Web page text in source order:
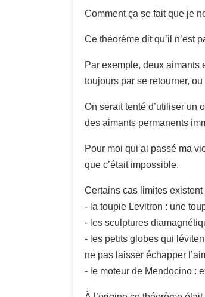
Comment ça se fait que je
Ce théorème dit qu’il n’est
Par exemple, deux aimants
toujours par se retourner, ou
On serait tenté d’utiliser un
des aimants permanents
Pour moi qui ai passé ma
que c’était impossible.
Certains cas limites existent
- la toupie Levitron : une
- les sculptures
- les petits globes qui
ne pas laisser échapper
- le moteur de Mendocino :